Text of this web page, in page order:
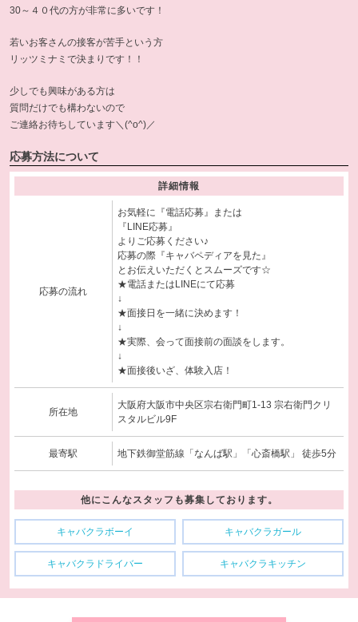
30～４０代の方が非常に多いです！
若いお客さんの接客が苦手という方
リッツミナミで決まりです！！
少しでも興味がある方は
質問だけでも構わないので
ご連絡お待ちしています＼(^o^)／
応募方法について
詳細情報
応募の流れ
お気軽に『電話応募』または
『LINE応募』
よりご応募ください♪
応募の際『キャバペディアを見た』
とお伝えいただくとスムーズです☆
★電話またはLINEにて応募
↓
★面接日を一緒に決めます！
↓
★実際、会って面接前の面談をします。
↓
★面接後いざ、体験入店！
所在地
大阪府大阪市中央区宗右衛門町1-13 宗右衛門クリ
スタルビル9F
最寄駅 地下鉄御堂筋線「なんば駅」「心斎橋駅」 徒歩5分
他にこんなスタッフも募集しております。
キャバクラボーイ キャバクラガール
キャバクラドライバー キャバクラキッチン